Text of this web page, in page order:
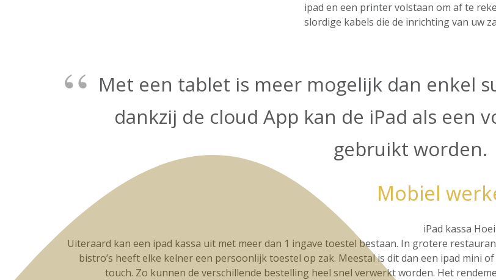
ipad en een printer volstaan om af te
slordige kabels die de inrichting van uw
Met een tablet is meer mogelijk dan enkel
dankzij de cloud App kan de iPad als een
gebruikt worden.
Mobiel
iPad kassa
Uiteraard kan een ipad kassa uit met meer dan 1 ingave toestel bestaan. In grotere
bistro’s heeft elke kelner een persoonlijk toestel op zak. Meestal is dit dan een ipad mini
touch. Zo kunnen de verschillende bestelling heel snel verwerkt worden. Het